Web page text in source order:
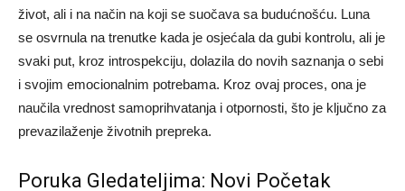
život, ali i na način na koji se suočava sa budućnošću. Luna
se osvrnula na trenutke kada je osjećala da gubi kontrolu, ali je
svaki put, kroz introspekciju, dolazila do novih saznanja o sebi
i svojim emocionalnim potrebama. Kroz ovaj proces, ona je
naučila vrednost samoprihvatanja i otpornosti, što je ključno za
prevazilaženje životnih prepreka.
Poruka Gledateljima: Novi Početak